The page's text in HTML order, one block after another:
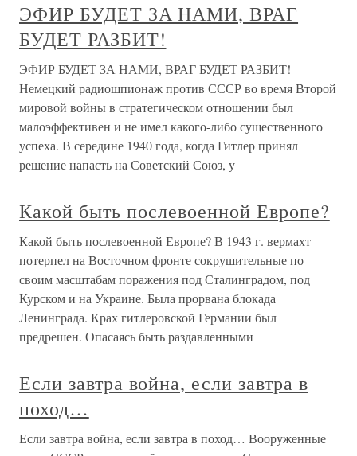
ЭФИР БУДЕТ ЗА НАМИ, ВРАГ
БУДЕТ РАЗБИТ!
ЭФИР БУДЕТ ЗА НАМИ, ВРАГ БУДЕТ РАЗБИТ!
Немецкий радиошпионаж против СССР во время Второй
мировой войны в стратегическом отношении был
малоэффективен и не имел какого-либо существенного
успеха. В середине 1940 года, когда Гитлер принял
решение напасть на Советский Союз, у
Какой быть послевоенной Европе?
Какой быть послевоенной Европе? В 1943 г. вермахт
потерпел на Восточном фронте сокрушительные по
своим масштабам поражения под Сталинградом, под
Курском и на Украине. Была прорвана блокада
Ленинграда. Крах гитлеровской Германии был
предрешен. Опасаясь быть раздавленными
Если завтра война, если завтра в
поход…
Если завтра война, если завтра в поход… Вооруженные